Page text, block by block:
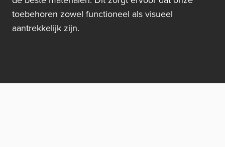
toebehoren zowel functioneel als visueel
aantrekkelijk zijn.